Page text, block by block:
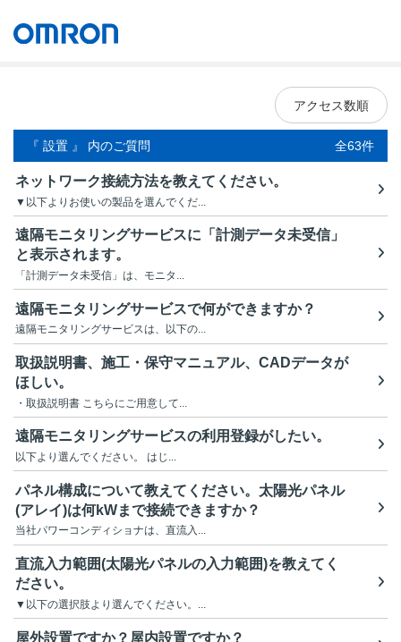
アクセス数順
『 設置 』 内のご質問 全63件
ネットワーク接続方法を教えてください。
▼以下よりお使いの製品を選んでくだ...
遠隔モニタリングサービスに「計測データ未受信」
と表示されます。
「計測データ未受信」は、モニタ...
遠隔モニタリングサービスで何ができますか？
遠隔モニタリングサービスは、以下の...
取扱説明書、施工・保守マニュアル、CADデータが
ほしい。
・取扱説明書 こちらにご用意して...
遠隔モニタリングサービスの利用登録がしたい。
以下より選んでください。 はじ...
パネル構成について教えてください。太陽光パネル
(アレイ)は何kWまで接続できますか？
当社パワーコンディショナは、直流入...
直流入力範囲(太陽光パネルの入力範囲)を教えてく
ださい。
▼以下の選択肢より選んでください。...
屋外設置ですか？屋内設置ですか？